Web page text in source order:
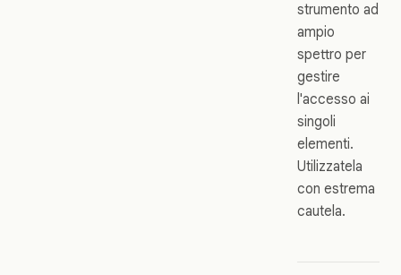
strumento ad
ampio
spettro per
gestire
l'accesso ai
singoli
elementi.
Utilizzatela
con estrema
cautela.